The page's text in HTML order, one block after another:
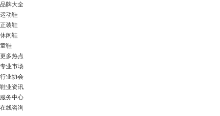
品牌大全
运动鞋
正装鞋
休闲鞋
童鞋
更多热点
专业市场
行业协会
鞋业资讯
服务中心
在线咨询